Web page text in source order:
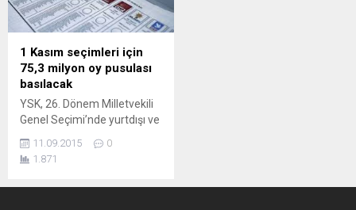
sıradaki MHP 10. ve 17.
sırada yer alan HDP 13.
sıraya...
1 Kasım seçimleri için
75,3 milyon oy pusulası
basılacak
YSK, 26. Dönem Milletvekili
Genel Seçimi’nde yurtdışı ve
toplam 75 milyon 288 bin
955 birleşik oy pusulası
11.09.2015
0
1.871